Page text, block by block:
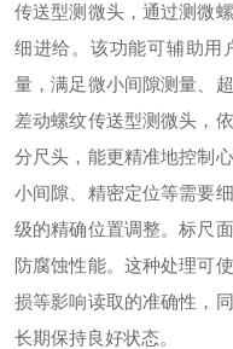
传送型测微头，通过测微
细进给。该功能可辅助用
量，满足微小间隙测量、
差动螺纹传送型测微头，
分尺头，能更精准地控制
小间隙、精密定位等需要
级的精确位置调整。标尺
防腐蚀性能。这种处理可
损等影响读取的准确性，
长期保持良好状态。